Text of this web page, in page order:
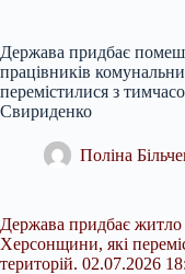
Держава придбає
працівників
перемістилися з
Свириденко
Поліна
Держава придбає житло
Херсонщини, які
територій. 02.07.2026